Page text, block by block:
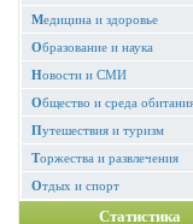
Медицина и здоровье
Образование и наука
Новости и СМИ
Общество и среда
Путешествия и туризм
Торжества и развлечения
Отдых и спорт
Статистика